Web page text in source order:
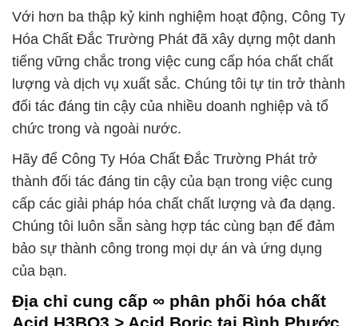
Với hơn ba thập kỷ kinh nghiệm hoạt động, Công Ty
Hóa Chất Đắc Trường Phát đã xây dựng một danh
tiếng vững chắc trong việc cung cấp hóa chất chất
lượng và dịch vụ xuất sắc. Chúng tôi tự tin trở thành
đối tác đáng tin cậy của nhiều doanh nghiệp và tổ
chức trong và ngoài nước.
Hãy để Công Ty Hóa Chất Đắc Trường Phát trở
thành đối tác đáng tin cậy của bạn trong việc cung
cấp các giải pháp hóa chất chất lượng và đa dạng.
Chúng tôi luôn sẵn sàng hợp tác cùng bạn để đảm
bảo sự thành công trong mọi dự án và ứng dụng
của bạn.
Địa chỉ cung cấp ∞ phân phối hóa chất